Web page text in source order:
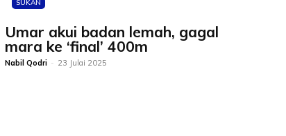
SUKAN
Umar akui badan lemah, gagal
mara ke ‘final’ 400m
Nabil Qodri - 23 Julai 2025